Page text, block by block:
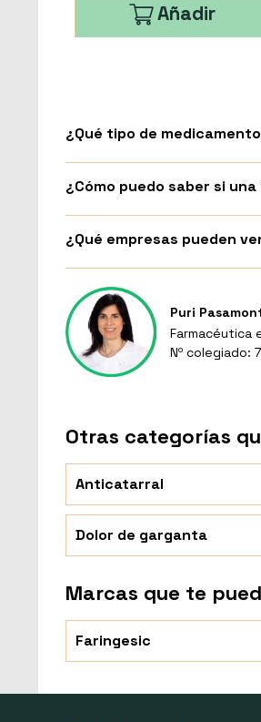
Añadir
¿Qué tipo de
¿Cómo puedo saber si
¿Qué empresas pueden
Puri
Farmacéutica
Nº colegiado:
Otras categorías
Anticatarral
Dolor de garganta
Marcas que te
Faringesic